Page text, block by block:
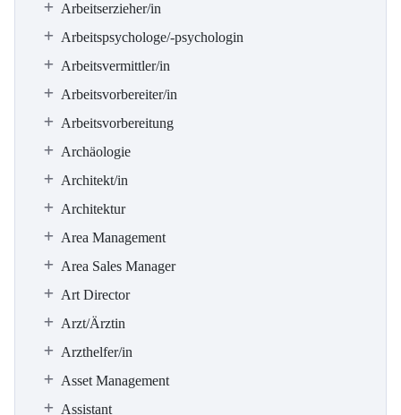
Arbeitserzieher/in
Arbeitspsychologe/-psychologin
Arbeitsvermittler/in
Arbeitsvorbereiter/in
Arbeitsvorbereitung
Archäologie
Architekt/in
Architektur
Area Management
Area Sales Manager
Art Director
Arzt/Ärztin
Arzthelfer/in
Asset Management
Assistant